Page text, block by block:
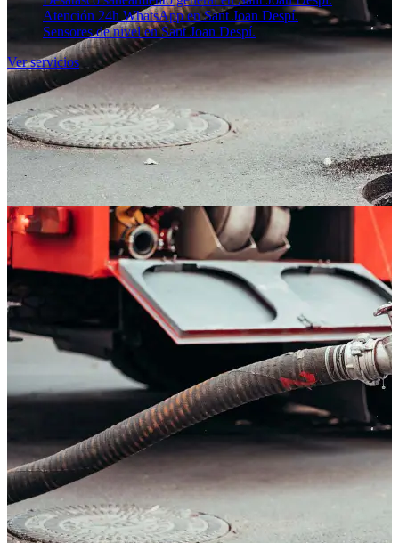
Atención 24h WhatsApp en Sant Joan Despí.
Sensores de nivel en Sant Joan Despí.
Ver servicios